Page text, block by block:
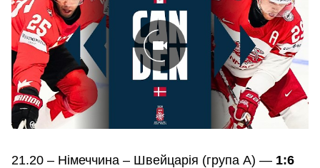
21.20 – Німеччина – Швейцарія (група А) — 1:6